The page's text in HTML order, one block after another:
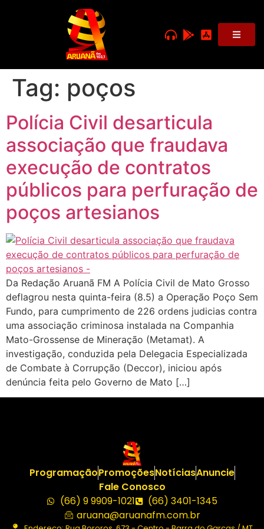
Tag: poços
Polícia Civil desarticula
associação que fraudava
execução de contratos
públicos para perfuração de
poços artesianos
Da Redação Aruanã FM A Polícia Civil de Mato Grosso
deflagrou nesta quinta-feira (8.5) a Operação Poço Sem
Fundo, para cumprimento de 226 ordens judicias contra
uma associação criminosa instalada na Companhia
Mato-Grossense de Mineração (Metamat). A
investigação, conduzida pela Delegacia Especializada
de Combate à Corrupção (Deccor), iniciou após
denúncia feita pelo Governo de Mato […]
ProgramaçãoPromoçõesNotíciasAnuncie
Fale Conosco
(66) 9 9909-1021
(66) 3401-1345
aruana@aruanafm.com.br